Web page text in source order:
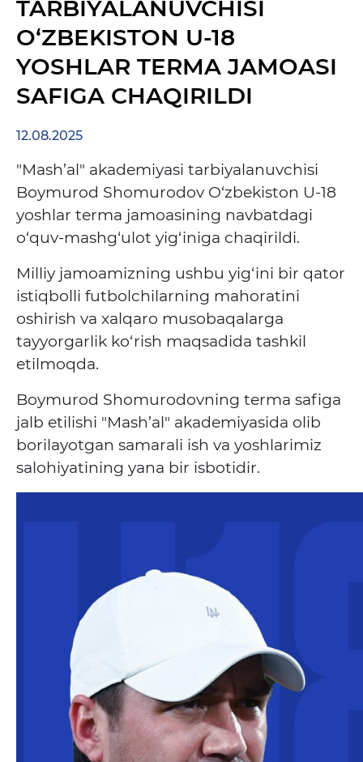
TARBIYALANUVCHISI
O‘ZBEKISTON U-18
YOSHLAR TERMA JAMOASI
SAFIGA CHAQIRILDI
12.08.2025
"Mash’al" akademiyasi tarbiyalanuvchisi
Boymurod Shomurodov O‘zbekiston U-18
yoshlar terma jamoasining navbatdagi
o‘quv-mashg‘ulot yig‘iniga chaqirildi.
Milliy jamoamizning ushbu yig‘ini bir qator
istiqbolli futbolchilarning mahoratini
oshirish va xalqaro musobaqalarga
tayyorgarlik ko‘rish maqsadida tashkil
etilmoqda.
Boymurod Shomurodovning terma safiga
jalb etilishi "Mash’al" akademiyasida olib
borilayotgan samarali ish va yoshlarimiz
salohiyatining yana bir isbotidir.